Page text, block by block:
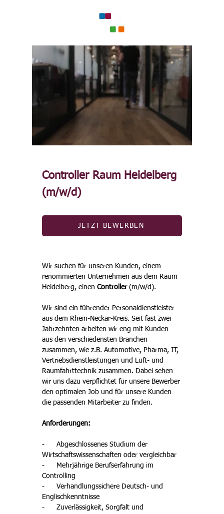
Controller Raum Heidelberg
(m/w/d)
JETZT BEWERBEN
Wir suchen für unseren Kunden, einem
renommierten Unternehmen aus dem Raum
Heidelberg, einen Controller (m/w/d).
Wir sind ein führender Personaldienstleister
aus dem Rhein-Neckar-Kreis. Seit fast zwei
Jahrzehnten arbeiten wir eng mit Kunden
aus den verschiedensten Branchen
zusammen, wie z.B. Automotive, Pharma, IT,
Vertriebsdienstleistungen und Luft- und
Raumfahrttechnik zusammen. Dabei sehen
wir uns dazu verpflichtet für unsere Bewerber
den optimalen Job und für unsere Kunden
die passenden Mitarbeiter zu finden.
Anforderungen:
-      Abgeschlossenes Studium der
Wirtschaftswissenschaften oder vergleichbar
-      Mehrjährige Berufserfahrung im
Controlling
-      Verhandlungssichere Deutsch- und
Englischkenntnisse
-      Zuverlässigkeit, Sorgfalt und